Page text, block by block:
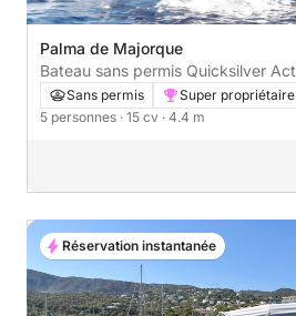
Palma de Majorque
Bateau sans permis Quicksilver Activ 455 Open
15cvSans permis
Super propriétaire
5 personnes · 15 cv · 4.4 m
Réservation instantanée